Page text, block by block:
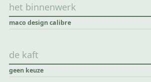
het binnenwerk
maco design calibre
de kaft
geen keuze